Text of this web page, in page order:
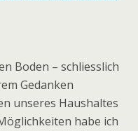
Boden – schliesslich
Gedanken
unseres Haushaltes
habe ich